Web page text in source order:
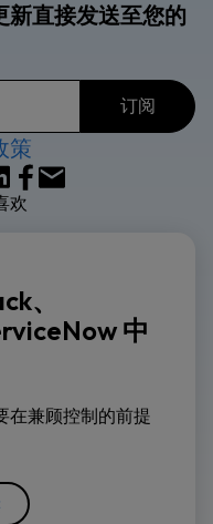
新直接发送至您的
策
欢
、
中
在兼顾控制的前提